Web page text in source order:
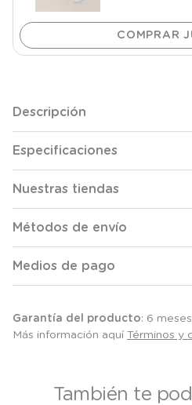
Descripción
Especificaciones
Nuestras tiendas
Métodos de envío
Medios de pago
Garantía del producto: 6
Más información aquí Términos y
También te